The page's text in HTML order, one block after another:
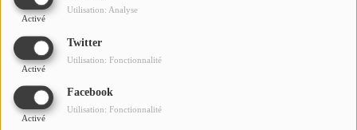
Activé
Utilisation: Analyse
Twitter
Activé
Utilisation: Fonctionnalité
Facebook
Activé
Utilisation: Fonctionnalité
JEUX CONCOURS
QUI SOMMES-NOUS ?
Contact